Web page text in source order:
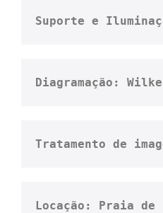
Suporte e
Diagramação:
Tratamento de
Locação: Praia de